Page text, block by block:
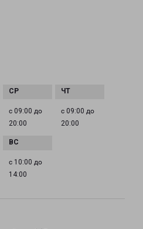
с 09:00 до
20:00
с 09:00 до
20:00
с 10:00 до
14:00